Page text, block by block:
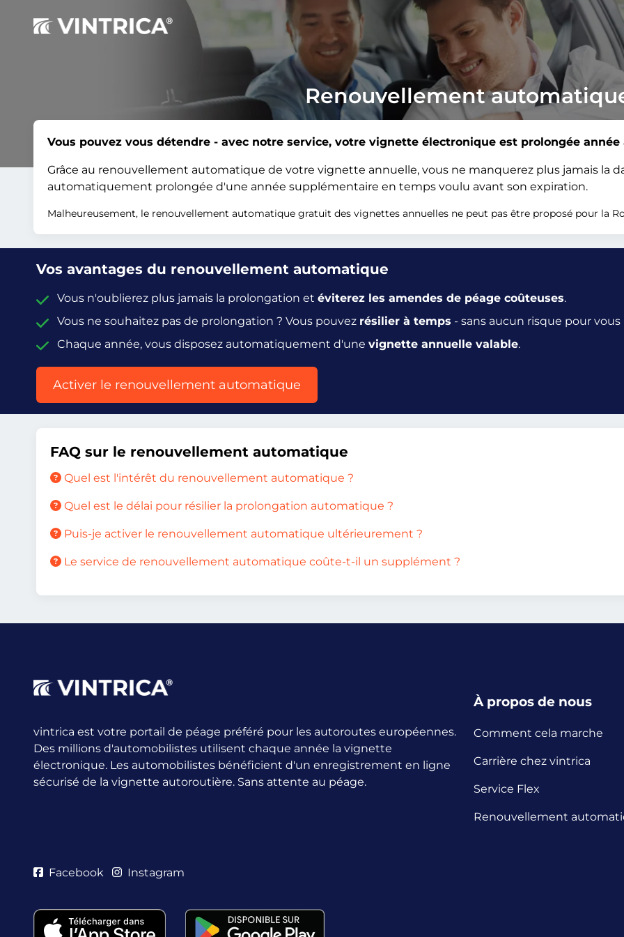
Renouvellement
Vous pouvez vous détendre - avec notre service, votre vignette électronique est prolongée année
Grâce au renouvellement automatique de votre vignette annuelle, vous ne manquerez plus jamais la
automatiquement prolongée d'une année supplémentaire en temps voulu avant son expiration.
Malheureusement, le renouvellement automatique gratuit des vignettes annuelles ne peut pas être proposé pour la
Vos avantages du renouvellement automatique
Vous n'oublierez plus jamais la prolongation etéviterez les amendes de péage coûteuses.
Vous ne souhaitez pas de prolongation ? Vous pouvez résilier à temps - sans aucun risque pour vous
Chaque année, vous disposez automatiquement d'unevignette annuelle valable.
Activer le renouvellement automatique
FAQ sur le renouvellement automatique
Quel est l'intérêt du renouvellement automatique ?
Quel est le délai pour résilier la prolongation automatique ?
Puis-je activer le renouvellement automatique ultérieurement ?
Le service de renouvellement automatique coûte-t-il un supplément ?
vintrica est votre portail de péage préféré pour les autoroutes européennes.
Des millions d'automobilistes utilisent chaque année la vignette
électronique. Les automobilistes bénéficient d'un enregistrement en ligne
sécurisé de la vignette autoroutière. Sans attente au péage.
À propos de nous
Comment cela marche
Carrière chez vintrica
Service Flex
Renouvellement
Facebook Instagram